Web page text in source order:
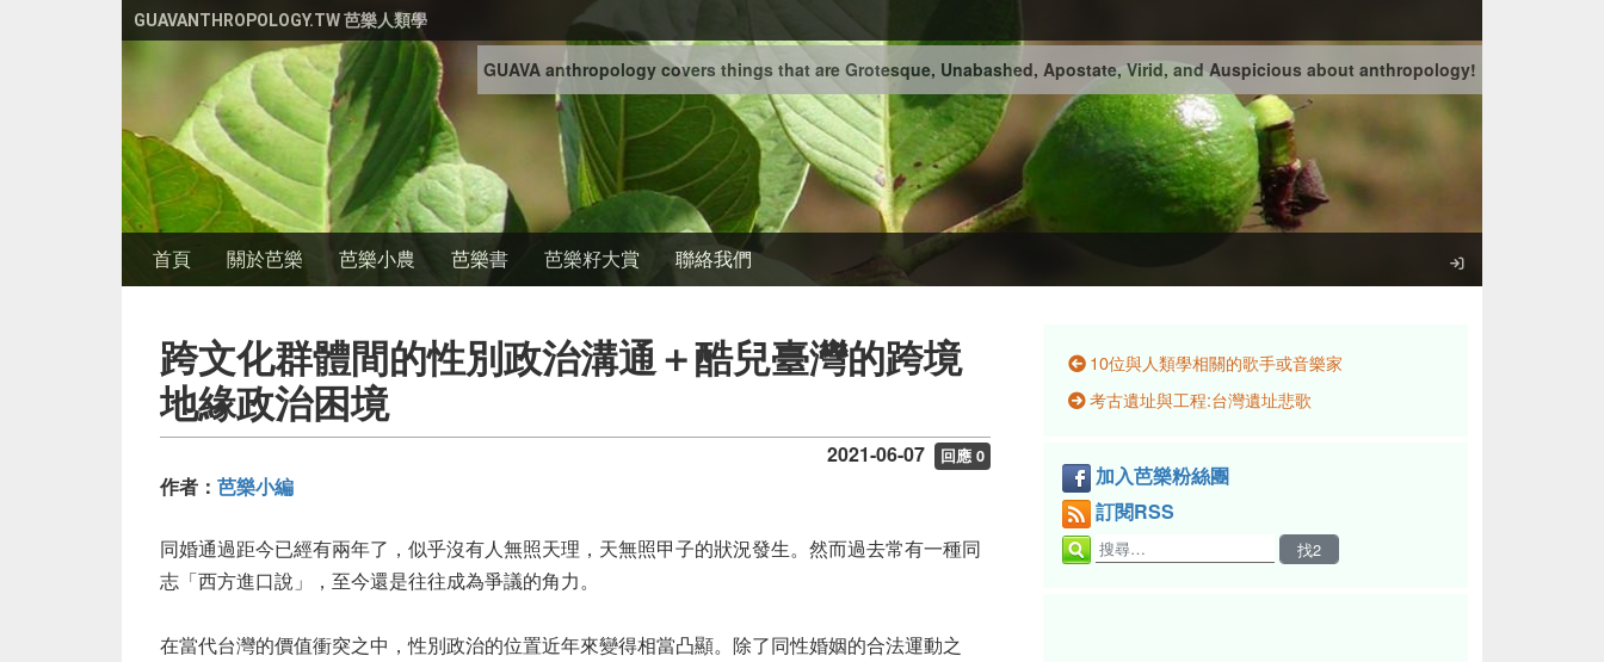
GUAVANTHROPOLOGY.TW 芭樂人類學
GUAVA anthropology covers things that are Grotesque, Unabashed, Apostate, Virid, and Auspicious about anthropology!
首頁 關於芭樂 芭樂小農 芭樂書 芭樂籽大賞 聯絡我們
跨文化群體間的性別政治溝通＋酷兒臺灣的跨境
地緣政治困境
2021-06-07 回應 0
作者： 芭樂小編
同婚通過距今已經有兩年了，似乎沒有人無照天理，天無照甲子的狀況發生。然而過去常有一種同
志「西方進口說」，至今還是往往成為爭議的角力。
在當代台灣的價值衝突之中，性別政治的位置近年來變得相當凸顯。除了同性婚姻的合法運動之
10位與人類學相關的歌手或音樂家
考古遺址與工程:台灣遺址悲歌
加入芭樂粉絲團
訂閱RSS